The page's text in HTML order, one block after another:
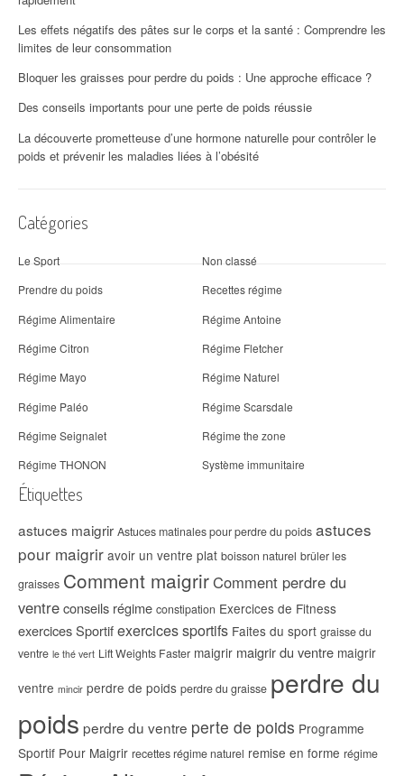
Les effets négatifs des pâtes sur le corps et la santé : Comprendre les
limites de leur consommation
Bloquer les graisses pour perdre du poids : Une approche efficace ?
Des conseils importants pour une perte de poids réussie
La découverte prometteuse d’une hormone naturelle pour contrôler le
poids et prévenir les maladies liées à l’obésité
Catégories
Le Sport
Non classé
Prendre du poids
Recettes régime
Régime Alimentaire
Régime Antoine
Régime Citron
Régime Fletcher
Régime Mayo
Régime Naturel
Régime Paléo
Régime Scarsdale
Régime Seignalet
Régime the zone
Régime THONON
Système immunitaire
Étiquettes
astuces maigrir Astuces matinales pour perdre du poids astuces
pour maigrir avoir un ventre plat boisson naturel brûler les
graisses Comment maigrirComment perdre du
ventreconseils régime constipation Exercices de Fitness
exercices Sportifexercices sportifs Faites du sport graisse du
ventre le thé vert Lift Weights Faster maigrir maigrir du ventre maigrir
ventre mincir perdre de poids perdre du graisse perdre du
poids perdre du ventre perte de poids Programme
Sportif Pour Maigrir recettes régime naturel remise en forme régime